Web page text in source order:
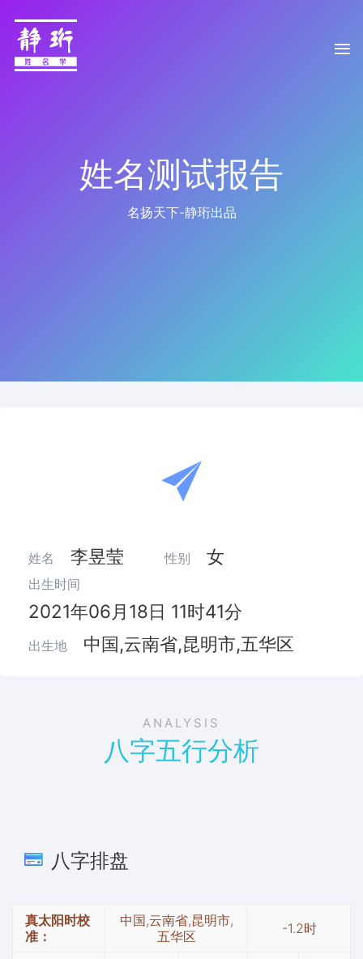
姓名测试报告
名扬天下-静珩出品
姓名 李昱莹 性别 女
出生时间
2021年06月18日 11时41分
出生地 中国,云南省,昆明市,五华区
ANALYSIS
八字五行分析
八字排盘
真太阳时校
准：
中国,云南省,昆明市,
五华区
-1.2时